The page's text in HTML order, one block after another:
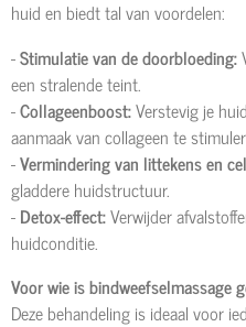
huid en biedt tal van voordelen:
-Stimulatie van de doorbloeding:
een stralende teint.
-Collageenboost:Verstevig je
aanmaak van collageen te
-Vermindering van littekens en
gladdere huidstructuur.
-Detox-effect:Verwijder
huidconditie.
Voor wie is bindweefselmassage
Deze behandeling is ideaal voor